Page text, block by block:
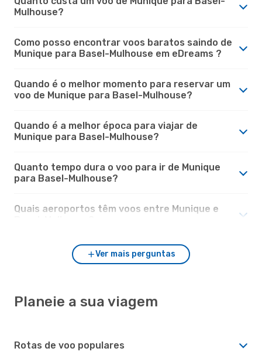
Mulhouse?
Como posso encontrar voos baratos saindo de
Munique para Basel-Mulhouse em eDreams ?
Quando é o melhor momento para reservar um
voo de Munique para Basel-Mulhouse?
Quando é a melhor época para viajar de
Munique para Basel-Mulhouse?
Quanto tempo dura o voo para ir de Munique
para Basel-Mulhouse?
Quais aeroportos têm voos entre Munique e
Ver mais perguntas
Planeie a sua viagem
Rotas de voo populares